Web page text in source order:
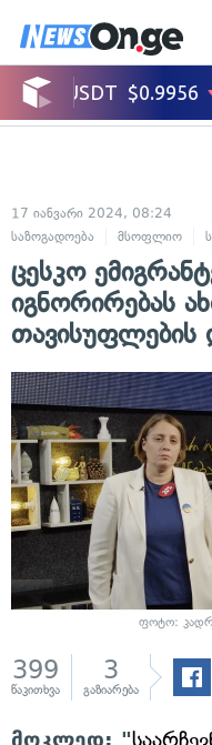
17 იანვარი 2024, 08:24
საზოგადოება
მსოფლიო
ცესკო
იგნორირებას
თავისუფლების
ფოტო:
399
წაკითხვა
3
გაზიარება
მოკლედ: "